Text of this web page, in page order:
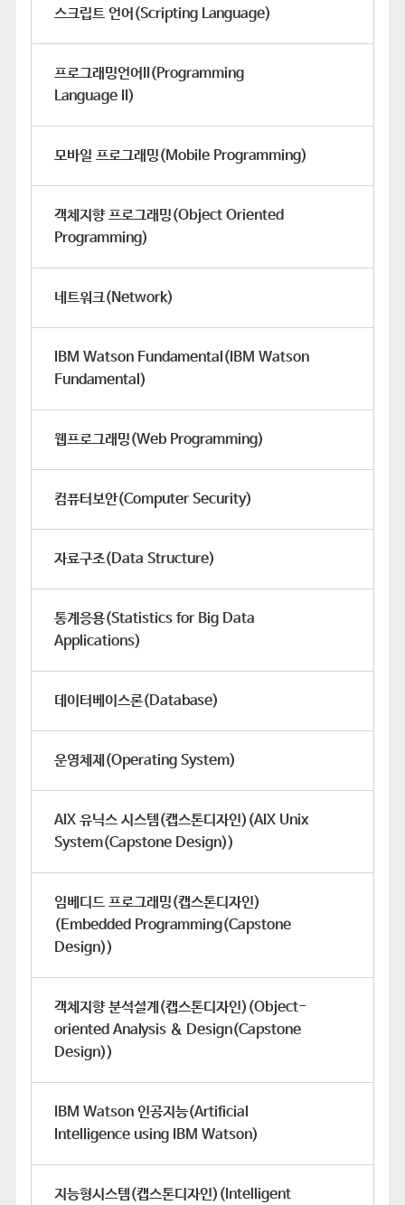
스크립트 언어(Scripting Language)
프로그래밍언어II(Programming
Language II)
모바일 프로그래밍(Mobile Programming)
객체지향 프로그래밍(Object Oriented
Programming)
네트워크(Network)
IBM Watson Fundamental(IBM Watson
Fundamental)
웹프로그래밍(Web Programming)
컴퓨터보안(Computer Security)
자료구조(Data Structure)
통계응용(Statistics for Big Data
Applications)
데이터베이스론(Database)
운영체제(Operating System)
AIX 유닉스 시스템(캡스톤디자인)(AIX Unix
System(Capstone Design))
임베디드 프로그래밍(캡스톤디자인)
(Embedded Programming(Capstone
Design))
객체지향 분석설계(캡스톤디자인)(Object-
oriented Analysis & Design(Capstone
Design))
IBM Watson 인공지능(Artificial
Intelligence using IBM Watson)
지능형시스템(캡스톤디자인)(Intelligent